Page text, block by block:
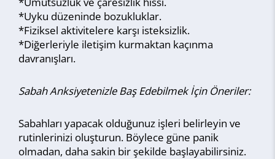
*Uyku düzeninde bozukluklar.
*Fiziksel aktivitelere karşı isteksizlik.
*Diğerleriyle iletişim kurmaktan kaçınma
davranışları.
Sabah Anksiyetenizle Baş Edebilmek İçin Öneriler:
Sabahları yapacak olduğunuz işleri belirleyin ve
rutinlerinizi oluşturun. Böylece güne panik
olmadan, daha sakin bir şekilde başlayabilirsiniz.